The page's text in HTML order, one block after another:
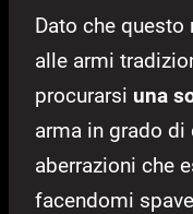
Dato che
alle armi
procurarsi una
arma in grado di
aberrazioni che
facendomi